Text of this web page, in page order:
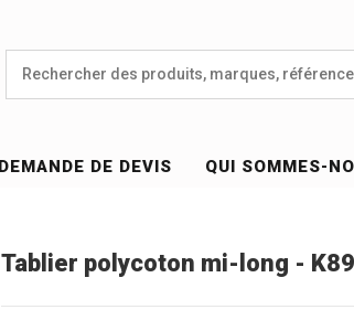
DEMANDE DE DEVIS QUI SOMMES-
Tablier polycoton mi-long -